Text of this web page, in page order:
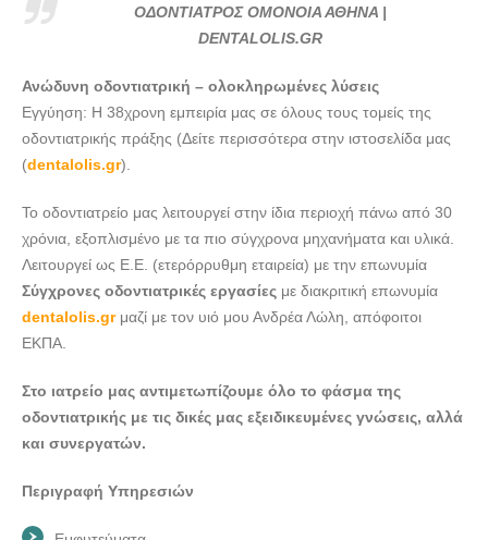
ΟΔΟΝΤΙΑΤΡΟΣ ΟΜΟΝΟΙΑ ΑΘΗΝΑ | DENTALOLIS.GR---
doctors4u.gr
ΟΔΟΝΤΙΑΤΡΟΣ ΟΜΟΝΟΙΑ ΑΘΗΝΑ | DENTALOLIS.GR---
doctors4u.gr
doctors4u.gr
ΟΔΟΝΤΙΑΤΡΟΣ ΟΜΟΝΟΙΑ ΑΘΗΝΑ | DENTALOLIS.GR---
doctors4u.gr
ΟΔΟΝΤΙΑΤΡΟΣ ΟΜΟΝΟΙΑ ΑΘΗΝΑ | DENTALOLIS.GR---
doctors4u.gr
doctors4u.gr
ΟΔΟΝΤΙΑΤΡΟΣ ΟΜΟΝΟΙΑ ΑΘΗΝΑ |
DENTALOLIS.GR
Ανώδυνη οδοντιατρική – ολοκληρωμένες λύσεις
Εγγύηση: Η 38χρονη εμπειρία μας σε όλους τους τομείς της
οδοντιατρικής πράξης (Δείτε περισσότερα στην ιστοσελίδα μας
(dentalolis.gr).
Το οδοντιατρείο μας λειτουργεί στην ίδια περιοχή πάνω από 30
χρόνια, εξοπλισμένο με τα πιο σύγχρονα μηχανήματα και υλικά.
Λειτουργεί ως Ε.Ε. (ετερόρρυθμη εταιρεία) με την επωνυμία
Σύγχρονες οδοντιατρικές εργασίες με διακριτική επωνυμία
dentalolis.grμαζί με τον υιό μου Ανδρέα Λώλη, απόφοιτοι
ΕΚΠΑ.
Στο ιατρείο μας αντιμετωπίζουμε όλο το φάσμα της
οδοντιατρικής με τις δικές μας εξειδικευμένες γνώσεις, αλλά
και συνεργατών.
Περιγραφή Υπηρεσιών